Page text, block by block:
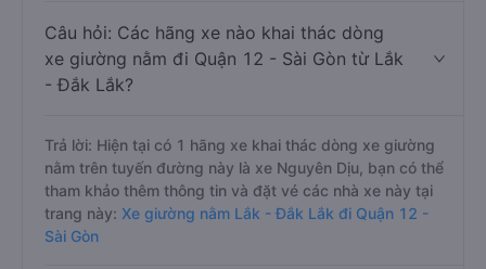
Câu hỏi: Các hãng xe nào khai thác dòng
xe giường nằm đi Quận 12 - Sài Gòn từ Lắk
- Đắk Lắk?
Trả lời: Hiện tại có 1 hãng xe khai thác dòng xe giường
nằm trên tuyến đường này là xe Nguyên Dịu, bạn có thể
tham khảo thêm thông tin và đặt vé các nhà xe này tại
trang này: Xe giường nằm Lắk - Đắk Lắk đi Quận 12 -
Sài Gòn